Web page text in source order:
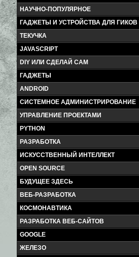
НАУЧНО-ПОПУЛЯРНОЕ
ГАДЖЕТЫ И УСТРОЙСТВА ДЛЯ ГИКОВ
ТЕКУЧКА
JAVASCRIPT
DIY ИЛИ СДЕЛАЙ САМ
ГАДЖЕТЫ
ANDROID
СИСТЕМНОЕ АДМИНИСТРИРОВАНИЕ
УПРАВЛЕНИЕ ПРОЕКТАМИ
PYTHON
РАЗРАБОТКА
ИСКУССТВЕННЫЙ ИНТЕЛЛЕКТ
OPEN SOURCE
БУДУЩЕЕ ЗДЕСЬ
ВЕБ-РАЗРАБОТКА
КОСМОНАВТИКА
РАЗРАБОТКА ВЕБ-САЙТОВ
GOOGLE
ЖЕЛЕЗО